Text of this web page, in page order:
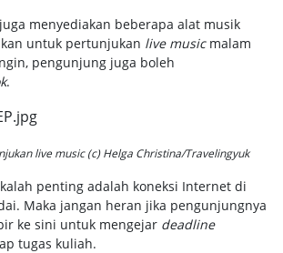
menyediakan beberapa alat musik
untuk pertunjukan live musicmalam
pengunjung juga boleh
.
live music(c) Helga Christina/Travelingyuk
penting adalah koneksi Internet di
Maka jangan heran jika pengunjungnya
ke sini untuk mengejar deadline
tugas kuliah.